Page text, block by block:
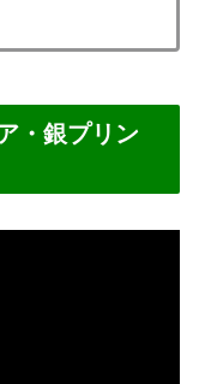
・銀プリン